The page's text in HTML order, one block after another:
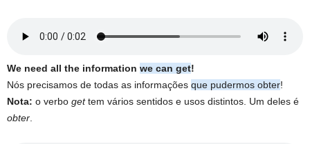
We need all the information we can get!
Nós precisamos de todas as informações que pudermos obter!
Nota: o verbo gettem vários sentidos e usos distintos. Um deles é
obter